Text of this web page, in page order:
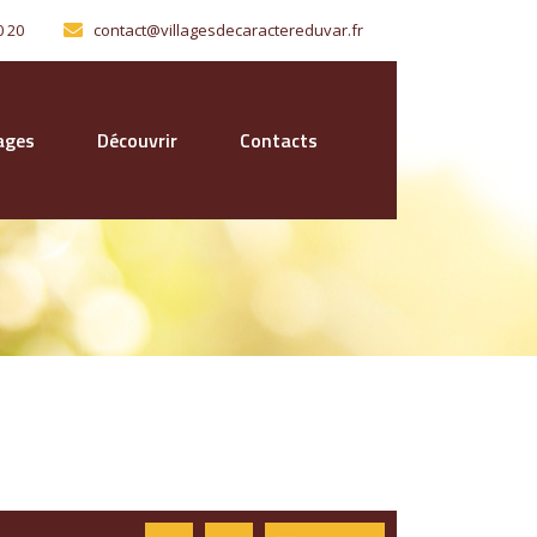
20 contact@villagesdecaractereduvar.fr
Découvrir Contacts